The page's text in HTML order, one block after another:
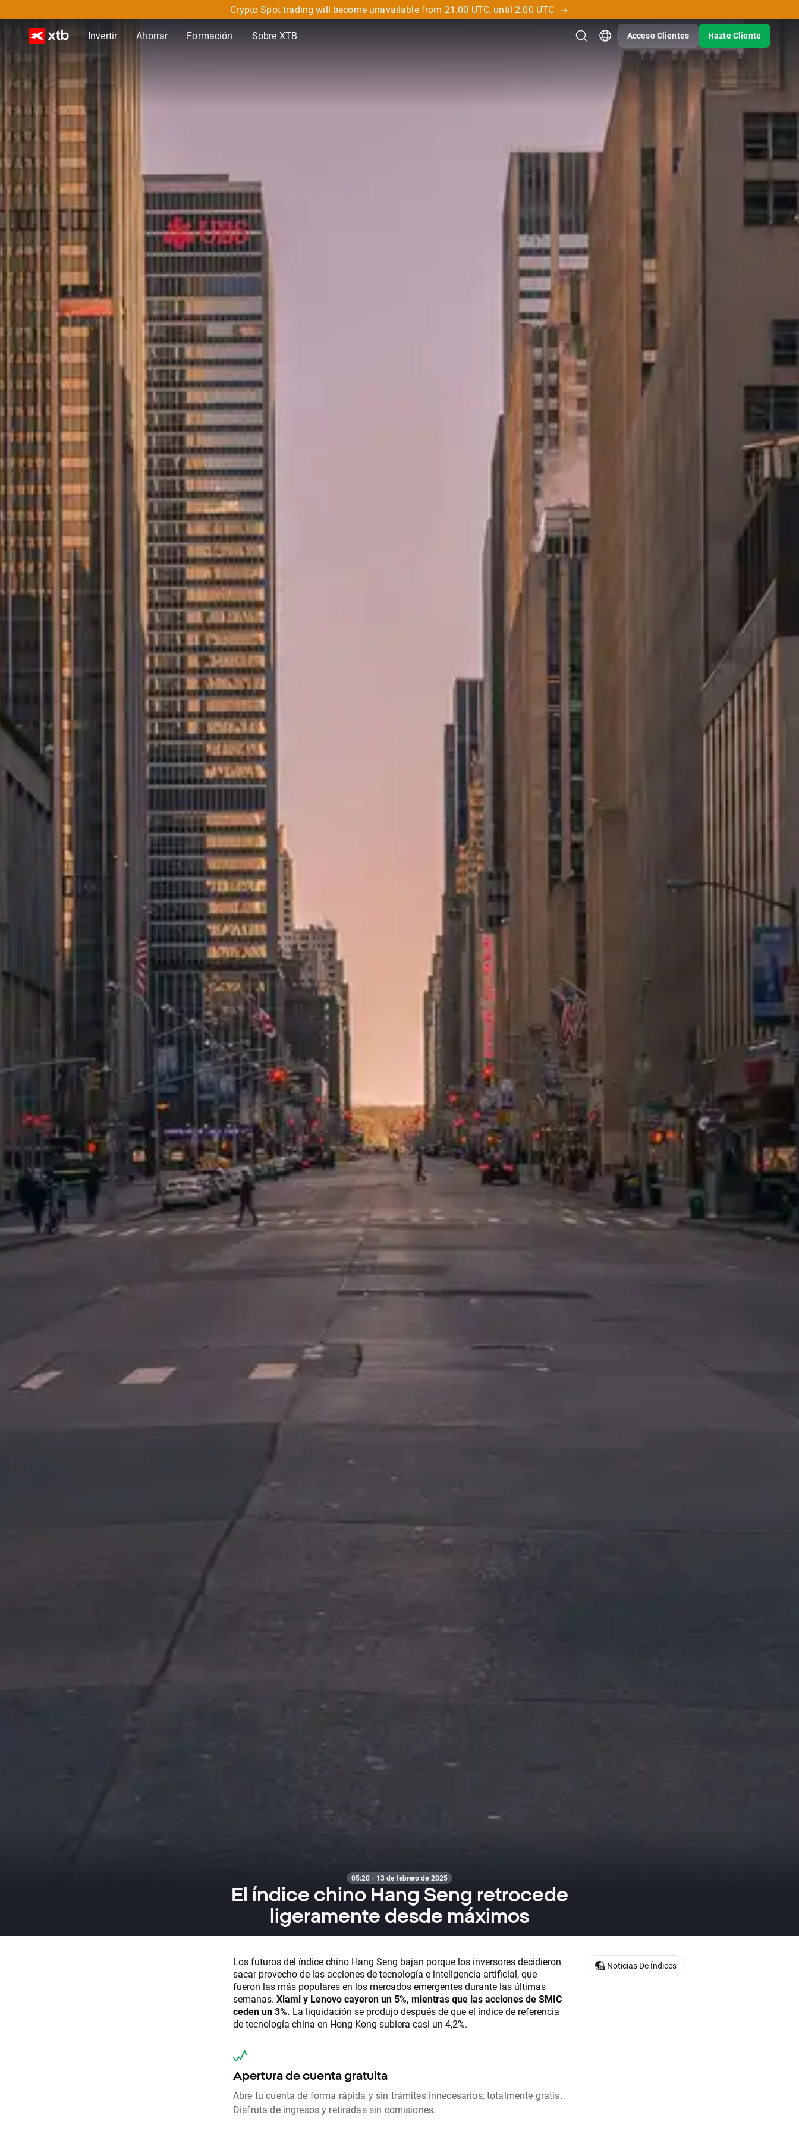
Crypto Spot trading will become unavailable from 21.00 UTC, until 2.00 UTC.
Invertir Ahorrar Formación Sobre XTB Acceso Clientes Hazte Cliente
05:20 · 13 de febrero de 2025
El índice chino Hang Seng retrocede
ligeramente desde máximos
Los futuros del índice chino Hang Seng bajan porque los inversores decidieron
sacar provecho de las acciones de tecnología e inteligencia artificial, que
fueron las más populares en los mercados emergentes durante las últimas
semanas. Xiami y Lenovo cayeron un 5%, mientras que las acciones de SMIC
ceden un 3%. La liquidación se produjo después de que el índice de referencia
de tecnología china en Hong Kong subiera casi un 4,2%.
Apertura de cuenta gratuita
Abre tu cuenta de forma rápida y sin trámites innecesarios, totalmente gratis.
Disfruta de ingresos y retiradas sin comisiones.
Noticias De Índices